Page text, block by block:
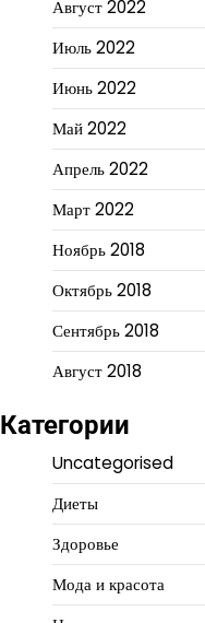
Август 2022
Июль 2022
Июнь 2022
Май 2022
Апрель 2022
Март 2022
Ноябрь 2018
Октябрь 2018
Сентябрь 2018
Август 2018
Категории
Uncategorised
Диеты
Здоровье
Мода и красота